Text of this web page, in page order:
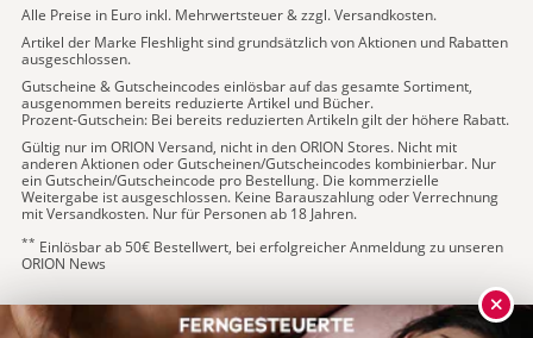
Alle Preise in Euro inkl. Mehrwertsteuer & zzgl. Versandkosten.
Artikel der Marke Fleshlight sind grundsätzlich von Aktionen und Rabatten
ausgeschlossen.
Gutscheine & Gutscheincodes einlösbar auf das gesamte Sortiment,
ausgenommen bereits reduzierte Artikel und Bücher.
Prozent-Gutschein: Bei bereits reduzierten Artikeln gilt der höhere Rabatt.
Gültig nur im ORION Versand, nicht in den ORION Stores. Nicht mit
anderen Aktionen oder Gutscheinen/Gutscheincodes kombinierbar. Nur
ein Gutschein/Gutscheincode pro Bestellung. Die kommerzielle
Weitergabe ist ausgeschlossen. Keine Barauszahlung oder Verrechnung
mit Versandkosten. Nur für Personen ab 18 Jahren.
** Einlösbar ab 50€ Bestellwert, bei erfolgreicher Anmeldung zu unseren
ORION News